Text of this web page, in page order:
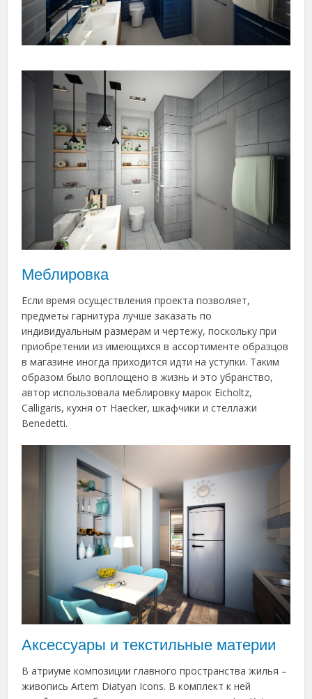
Меблировка
Если время осуществления проекта позволяет,
предметы гарнитура лучше заказать по
индивидуальным размерам и чертежу, поскольку при
приобретении из имеющихся в ассортименте образцов
в магазине иногда приходится идти на уступки. Таким
образом было воплощено в жизнь и это убранство,
автор использовала меблировку марок Eicholtz,
Calligaris, кухня от Haecker, шкафчики и стеллажи
Benedetti.
Аксессуары и текстильные материи
В атриуме композиции главного пространства жилья –
живопись Artem Diatyan Icons. В комплект к ней